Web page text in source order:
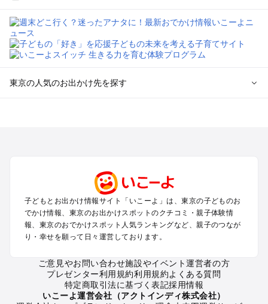
東京の人気のお出かけ先を探す
町田・相模原・愛川・上野原のプールお出かけ
渋谷・原宿・恵比寿・中目黒・自由が丘のプールお出かけ
池袋・赤羽・王子・巣鴨・目白・石神井のプールお出かけ
新宿・高田馬場・代々木・千駄ヶ谷のプールお出かけ
銀座・丸の内・日本橋・有楽町・築地・月島のプールお出かけ
小金井・小平・西東京・東村山・東久留米のプールお出かけ
府中・調布・狛江のプールお出かけ
青梅・奥多摩のプールお出かけ
子どもとお出かけ情報サイト「いこーよ」は、東京の子どものお
でかけ情報、東京のお出かけスポットのクチコミ・親子体験情
報、東京のおでかけスポット人気ランキングなど、親子のつなが
り・幸せを願って日々運営しております。
ご意見やお問い合わせ施設やイベント運営者の方
プレゼンター利用規約利用規約よくある質問
特定商取引法に基づく表記採用情報
いこーよ運営会社（アクトインディ株式会社）